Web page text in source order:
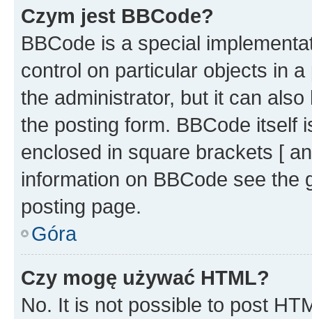
Czym jest BBCode?
BBCode is a special
control on particular objects in
the administrator, but it can
the posting form. BBCode itself
enclosed in square brackets [
information on BBCode see
posting page.
Góra
Czy mogę używać HTML?
No. It is not possible to post